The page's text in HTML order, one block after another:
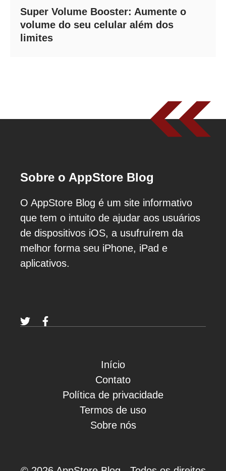
Super Volume Booster: Aumente o
volume do seu celular além dos
limites
Sobre o AppStore Blog
O AppStore Blog é um site informativo
que tem o intuito de ajudar aos usuários
de dispositivos iOS, a usufruírem da
melhor forma seu iPhone, iPad e
aplicativos.
Início
Contato
Política de privacidade
Termos de uso
Sobre nós